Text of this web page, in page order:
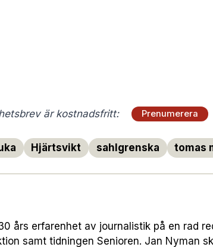
är kostnadsfritt: Prenumerera
Hjärtsvikt sahlgrenska tomas
års erfarenhet av journalistik på en rad
samt tidningen Senioren. Jan Nyman